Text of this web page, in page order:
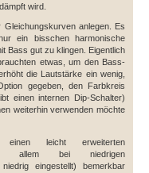
wird.
anlegen. Es
ein bisschen harmonische
Bass gut zu klingen. Eigentlich
etwas, um den Bass-
die Lautstärke ein wenig,
gegeben, den Farbkreis
einen internen Dip-Schalter)
weiterhin verwenden möchte
leicht erweiterten
allem bei niedrigen
niedrig eingestellt) bemerkbar